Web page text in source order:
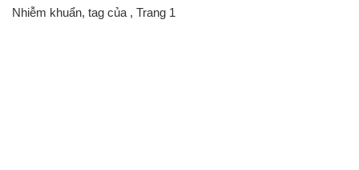
Nhiễm khuẩn, tag của , Trang 1